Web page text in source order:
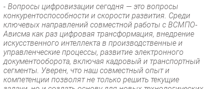
Тестовый стенд
Каталог компаний
- Вопросы цифровизации сегодня — это вопросы
конкурентоспособности и скорости развития. Среди
ключевых направлений совместной работы с ВСМПО-
Ависма как раз цифровая трансформация, внедрение
искусственного интеллекта в производственные и
управленческие процессы, развитие электронного
документооборота, включая кадровый и транспортный
сегменты. Уверен, что наш совместный опыт и
компетенции позволят не только решить текущие